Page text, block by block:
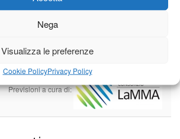
Nega
Visualizza le preferenze
Cookie PolicyPrivacy Policy
25°C|33°C 21°C|34°C 22°C|35°C
25°C |33°C 21°C
Previsioni a cura di: